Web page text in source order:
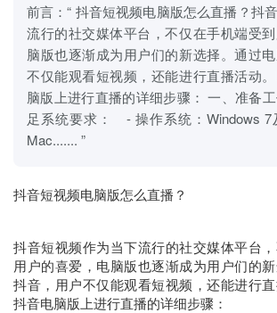
前言：“ 抖音短视频电脑版怎么直播？抖
流行的社交媒体平台，不仅在手机端受
脑版也逐渐成为用户们的新选择。通过
不仅能观看短视频，还能进行直播活动
脑版上进行直播的详细步骤： 一、准备
足系统要求： - 操作系统：Windows 7
Mac....... ”
抖音短视频电脑版怎么直播？
抖音短视频作为当下流行的社交媒体平台
用户的喜爱，电脑版也逐渐成为用户们的
抖音，用户不仅能观看短视频，还能进行
抖音电脑版上进行直播的详细步骤：